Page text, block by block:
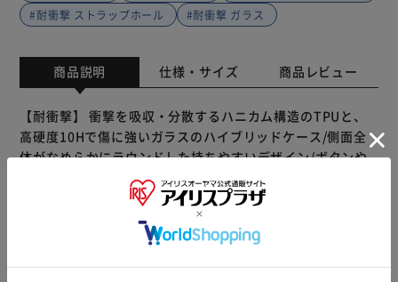
#耐衝撃 ストラップホール
#耐衝撃 ガラス
商品説明 仕様・サイズ 商品レビュー
【耐衝撃】 衝撃を吸収・分散するハニカム構造のTPUと、
高硬度10Hで傷に強いガラスのハイブリッドケース/側面全
体がなめらかにラウンドした持ちやすいデザイン/ボタンや
カメラレンズを保護する精密設計/ストラップホール搭載(側
面)/写真やステッカーを使ったアレンジも楽しめる背面クリ
ア仕様/ショルダーストラップの取り付けに最適な「挟み込